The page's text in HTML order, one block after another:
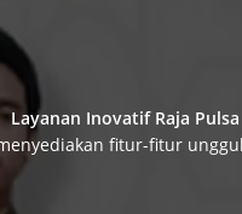
Layanan Inovatif Raja
fitur-fitur